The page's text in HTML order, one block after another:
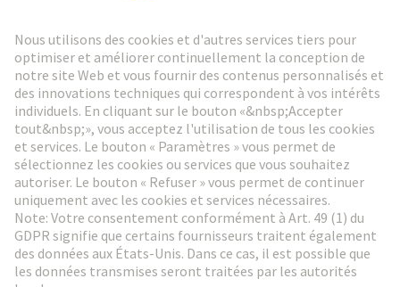
Aller à l'inscription
Social Media